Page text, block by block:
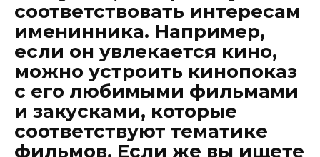
соответствовать интересам
именинника. Например,
если он увлекается кино,
можно устроить кинопоказ
с его любимыми фильмами
и закусками, которые
соответствуют тематике
фильмов. Если же вы ищете